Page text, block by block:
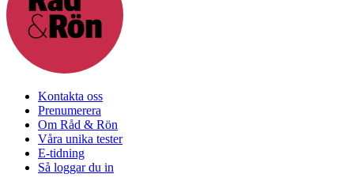
Kontakta oss
Prenumerera
Om Råd & Rön
Våra unika tester
E-tidning
Så loggar du in